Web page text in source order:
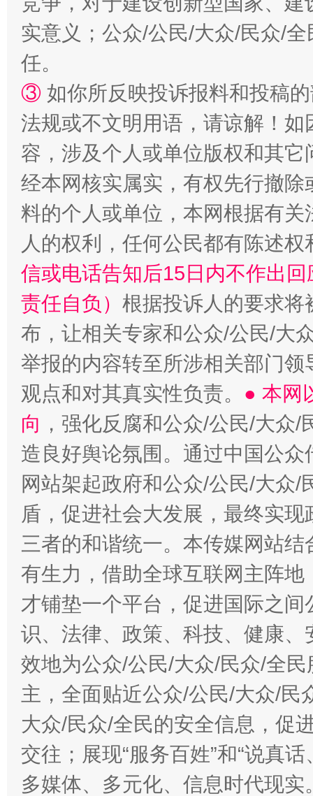
扯下公款旅游的“隐身衣” 如何以
“蜀中异人”王建安的艺术幻境
实意义；公众/公民/大众/民众/
任。
③ 如你所反映投诉报料和投稿
法规或不文明用语，请谅解！
容，涉及个人或单位版权和其它
经本网核实属实，有权先行撤
料的个人或单位，本网根据有
人的权利，任何公民都有陈述
信或电话告知后15日内不作出
责任自负） 根据投诉人的要求将
布，让相关专家和公众/公民/大
举报的内容转至所涉相关部门
观点和对其真实性负责。 ● 本网
向 ，强化反腐和公众/公民/大众
造良好舆论氛围。通过中国公
网站架起政府和公众/公民/大众
盾，促进社会大发展，最终实
三者的和谐统一。本传媒网站
有生力，借助全球互联网主阵
才铺垫一个平台，促进国际之
识、法律、政策、科技、健康
效地为公众/公民/大众/民众/全
主，全面贴近公众/公民/大众/民
大众/民众/全民的安全信息，促
交往；展现“服务百姓”和“说真
多媒体、多元化、信息时代现实